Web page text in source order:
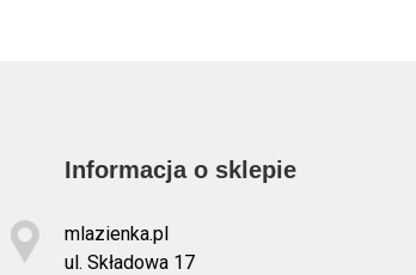
Informacja o sklepie
mlazienka.pl
ul. Składowa 17